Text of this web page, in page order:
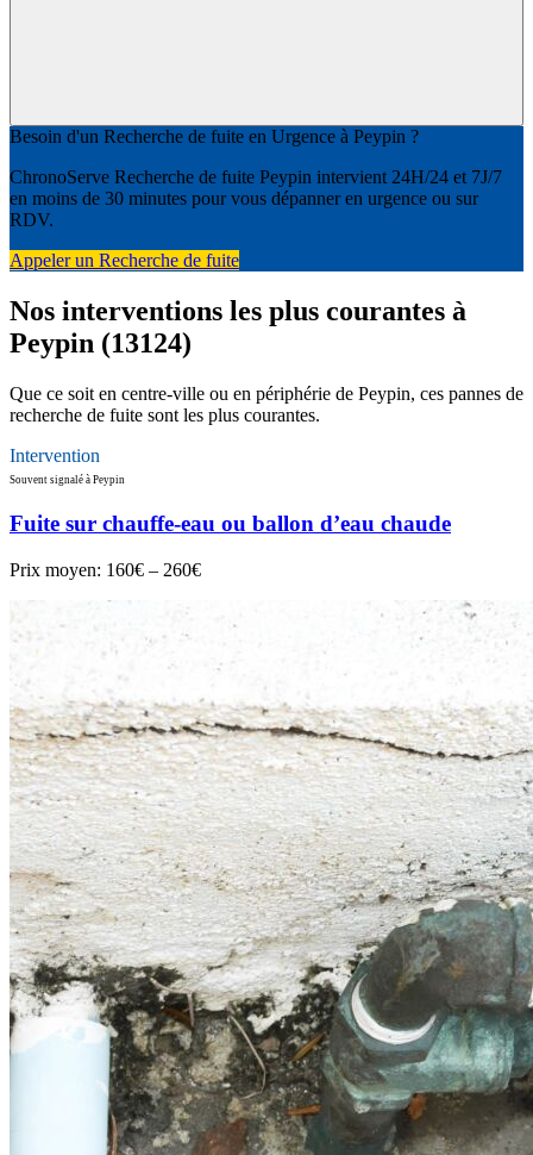
Besoin d'un Recherche de fuite en Urgence à Peypin ?
ChronoServe Recherche de fuite Peypin intervient 24H/24 et 7J/7
en moins de 30 minutes pour vous dépanner en urgence ou sur
RDV.
Appeler un Recherche de fuite
Nos interventions les plus courantes à
Peypin (13124)
Que ce soit en centre-ville ou en périphérie de Peypin, ces pannes de
recherche de fuite sont les plus courantes.
Intervention
Souvent signalé à Peypin
Fuite sur chauffe-eau ou ballon d’eau chaude
Prix moyen: 160€ – 260€